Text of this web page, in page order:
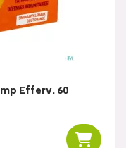
Efferv. 60